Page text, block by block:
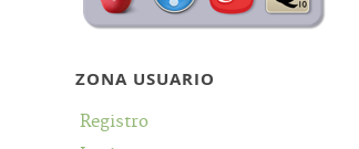
ZONA USUARIO
Registro